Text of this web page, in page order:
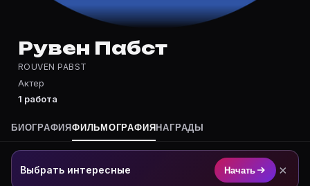
Где открыть фильмографию Рувен Пабст?
На Movie Planner: https://movie-planner.ru/s/
Рувен Пабст
ROUVEN PABST
Актер
1 работа
БИОГРАФИЯФИЛЬМОГРАФИЯ НАГРАДЫ
Выбрать интересные Начать ×